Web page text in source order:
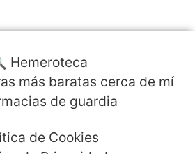
Hemeroteca
más baratas cerca de mí
de guardia
de Cookies